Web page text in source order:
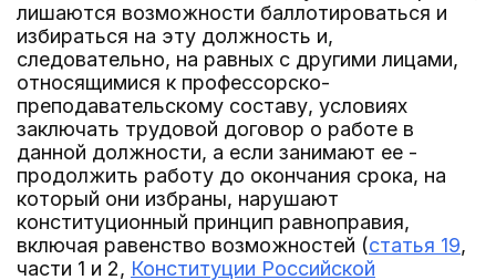
лишаются возможности баллотироваться и
избираться на эту должность и,
следовательно, на равных с другими лицами,
относящимися к профессорско-
преподавательскому составу, условиях
заключать трудовой договор о работе в
данной должности, а если занимают ее -
продолжить работу до окончания срока, на
который они избраны, нарушают
конституционный принцип равноправия,
включая равенство возможностей (статья 19,
части 1 и 2, Конституции Российской